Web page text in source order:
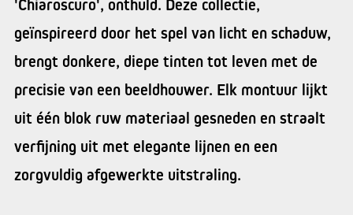
'Chiaroscuro', onthuld. Deze collectie,
geïnspireerd door het spel van licht en schaduw,
brengt donkere, diepe tinten tot leven met de
precisie van een beeldhouwer. Elk montuur lijkt
uit één blok ruw materiaal gesneden en straalt
verfijning uit met elegante lijnen en een
zorgvuldig afgewerkte uitstraling.